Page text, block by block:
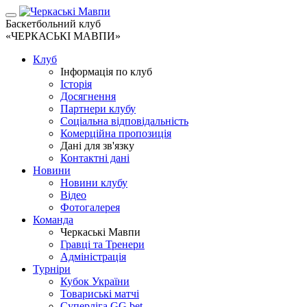
Баскетбольний клуб
«ЧЕРКАСЬКІ МАВПИ»
Клуб
Інформація по клуб
Історія
Досягнення
Партнери клубу
Соціальна відповідальність
Комерційна пропозиція
Дані для зв'язку
Контактні дані
Новини
Новини клубу
Відео
Фотогалерея
Команда
Черкаські Мавпи
Гравці та Тренери
Адміністрація
Турніри
Кубок України
Товариські матчі